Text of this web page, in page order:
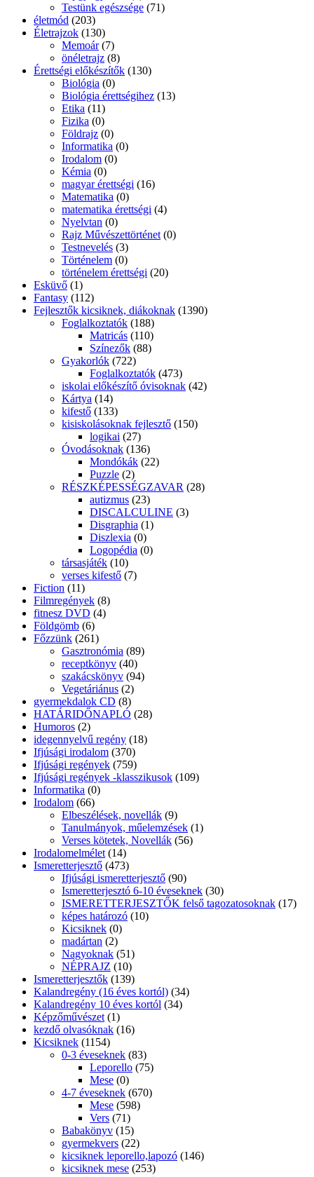
Testünk egészsége (71)
életmód (203)
Életrajzok (130)
Memoár (7)
önéletrajz (8)
Érettségi előkészítők (130)
Biológia (0)
Biológia érettségihez (13)
Etika (11)
Fizika (0)
Földrajz (0)
Informatika (0)
Irodalom (0)
Kémia (0)
magyar érettségi (16)
Matematika (0)
matematika érettségi (4)
Nyelvtan (0)
Rajz Művészettörténet (0)
Testnevelés (3)
Történelem (0)
történelem érettségi (20)
Esküvő (1)
Fantasy (112)
Fejlesztők kicsiknek, diákoknak (1390)
Foglalkoztatók (188)
Matricás (110)
Színezők (88)
Gyakorlók (722)
Foglalkoztatók (473)
iskolai előkészítő óvisoknak (42)
Kártya (14)
kifestő (133)
kisiskolásoknak fejlesztő (150)
logikai (27)
Óvodásoknak (136)
Mondókák (22)
Puzzle (2)
RÉSZKÉPESSÉGZAVAR (28)
autizmus (23)
DISCALCULINE (3)
Disgraphia (1)
Diszlexia (0)
Logopédia (0)
társasjáték (10)
verses kifestő (7)
Fiction (11)
Filmregények (8)
fitnesz DVD (4)
Földgömb (6)
Főzzünk (261)
Gasztronómia (89)
receptkönyv (40)
szakácskönyv (94)
Vegetáriánus (2)
gyermekdalok CD (8)
HATÁRIDŐNAPLÓ (28)
Humoros (2)
idegennyelvű regény (18)
Ifjúsági irodalom (370)
Ifjúsági regények (759)
Ifjúsági regények -klasszikusok (109)
Informatika (0)
Irodalom (66)
Elbeszélések, novellák (9)
Tanulmányok, műelemzések (1)
Verses kötetek, Novellák (56)
Irodalomelmélet (14)
Ismeretterjesztő (473)
Ifjúsági ismeretterjesztő (90)
Ismeretterjesztó 6-10 éveseknek (30)
ISMERETTERJESZTŐK felső tagozatosoknak (17)
képes határozó (10)
Kicsiknek (0)
madártan (2)
Nagyoknak (51)
NÉPRAJZ (10)
Ismeretterjesztők (139)
Kalandregény (16 éves kortól) (34)
Kalandregény 10 éves kortól (34)
Képzőművészet (1)
kezdő olvasóknak (16)
Kicsiknek (1154)
0-3 éveseknek (83)
Leporello (75)
Mese (0)
4-7 éveseknek (670)
Mese (598)
Vers (71)
Babakönyv (15)
gyermekvers (22)
kicsiknek leporello,lapozó (146)
kicsiknek mese (253)